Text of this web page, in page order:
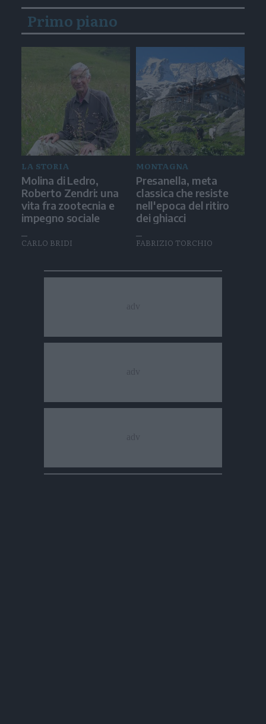
Primo piano
LA STORIA
Molina di Ledro,
Roberto Zendri: una
vita fra zootecnia e
impegno sociale
CARLO BRIDI
MONTAGNA
Presanella, meta
classica che resiste
nell'epoca del ritiro
dei ghiacci
FABRIZIO TORCHIO